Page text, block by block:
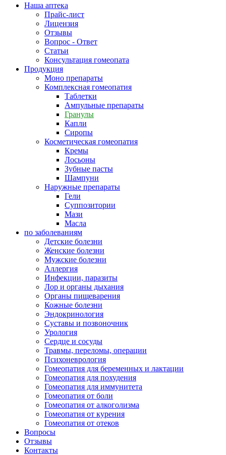
Наша аптека
Прайс-лист
Лицензия
Отзывы
Вопрос - Ответ
Статьи
Консультация гомеопата
Продукция
Моно препараты
Комплексная гомеопатия
Таблетки
Ампульные препараты
Гранулы
Капли
Сиропы
Косметическая гомеопатия
Кремы
Лосьоны
Зубные пасты
Шампуни
Наружные препараты
Гели
Суппозитории
Мази
Масла
по заболеваниям
Детские болезни
Женские болезни
Мужские болезни
Аллергия
Инфекции, паразиты
Лор и органы дыхания
Органы пищеварения
Кожные болезни
Эндокринология
Суставы и позвоночник
Урология
Сердце и сосуды
Травмы, переломы, операции
Психоневрология
Гомеопатия для беременных и лактации
Гомеопатия для похудения
Гомеопатия для иммунитета
Гомеопатия от боли
Гомеопатия от алкоголизма
Гомеопатия от курения
Гомеопатия от отеков
Вопросы
Отзывы
Контакты